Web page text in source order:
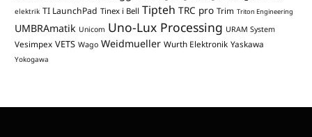
elektrik TI LaunchPad Tinex i Bell Tipteh TRC pro Trim Triton Engineering
UMBRAmatik Unicom Uno-Lux Processing URAM System
Vesimpex VETS Wago Weidmueller Wurth Elektronik Yaskawa
Yokogawa